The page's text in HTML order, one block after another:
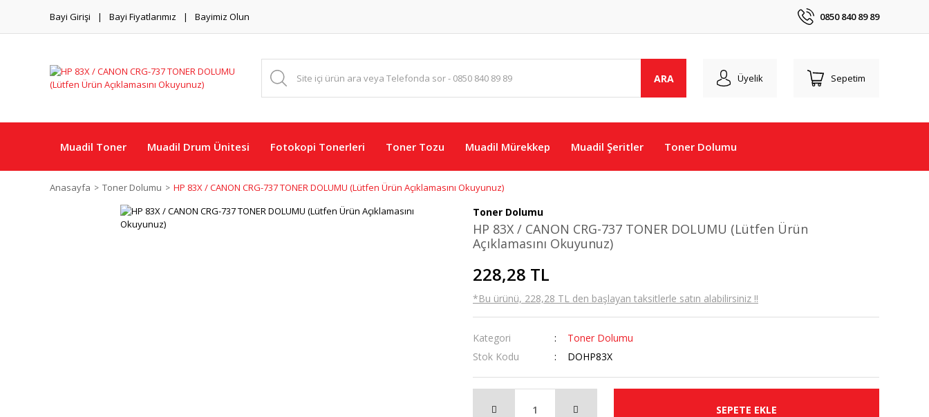
Bayi Girişi Bayi Fiyatlarımız Bayimiz Olun 0850 840 89 89
ARA Üyelik Sepetim
Muadil Toner Muadil Drum Ünitesi Fotokopi Tonerleri Toner Tozu Muadil Mürekkep Muadil Şeritler Toner Dolumu
Anasayfa Toner Dolumu HP 83X / CANON CRG-737 TONER DOLUMU (Lütfen Ürün Açıklamasını Okuyunuz)
Toner Dolumu
HP 83X / CANON CRG-737 TONER DOLUMU (Lütfen Ürün
Açıklamasını Okuyunuz)
228,28 TL
*Bu ürünü, 228,28 TL den başlayan taksitlerle satın alabilirsiniz !!
Kategori
Toner Dolumu
Stok Kodu
DOHP83X
SEPETE EKLE